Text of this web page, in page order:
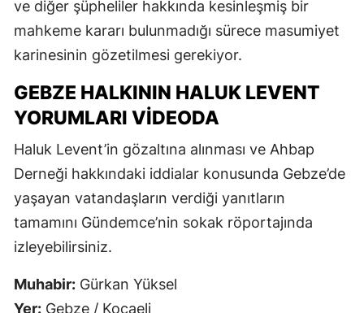
ve diğer şüpheliler hakkında kesinleşmiş bir
mahkeme kararı bulunmadığı sürece masumiyet
karinesinin gözetilmesi gerekiyor.
GEBZE HALKININ HALUK LEVENT
YORUMLARI VIDEODA
Haluk Levent’in gözaltına alınması ve Ahbap
Derneği hakkındaki iddialar konusunda Gebze’de
yaşayan vatandaşların verdiği yanıtların
tamamını Gündemce’nin sokak röportajında
izleyebilirsiniz.
Muhabir: Gürkan Yüksel
Yer: Gebze / Kocaeli